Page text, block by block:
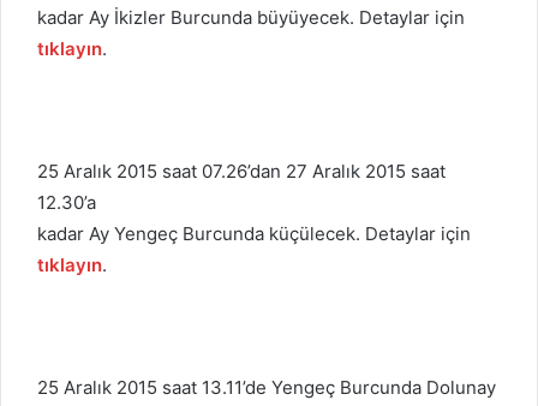
kadar Ay İkizler Burcunda büyüyecek. Detaylar için
tıklayın.
25 Aralık 2015 saat 07.26’dan 27 Aralık 2015 saat
12.30’a
kadar Ay Yengeç Burcunda küçülecek. Detaylar için
tıklayın.
25 Aralık 2015 saat 13.11’de Yengeç Burcunda Dolunay